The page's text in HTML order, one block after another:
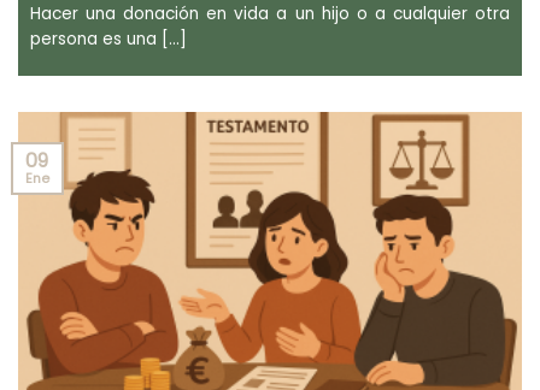
Hacer una donación en vida a un hijo o a cualquier otra
persona es una [...]
09
Ene